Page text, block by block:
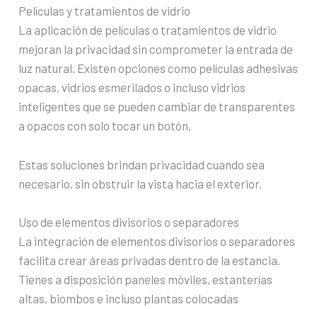
Películas y tratamientos de vidrio
La aplicación de películas o tratamientos de vidrio
mejoran la privacidad sin comprometer la entrada de
luz natural. Existen opciones como películas adhesivas
opacas, vidrios esmerilados o incluso vidrios
inteligentes que se pueden cambiar de transparentes
a opacos con solo tocar un botón.
Estas soluciones brindan privacidad cuando sea
necesario, sin obstruir la vista hacia el exterior.
Uso de elementos divisorios o separadores
La integración de elementos divisorios o separadores
facilita crear áreas privadas dentro de la estancia.
Tienes a disposición paneles móviles, estanterías
altas, biombos e incluso plantas colocadas